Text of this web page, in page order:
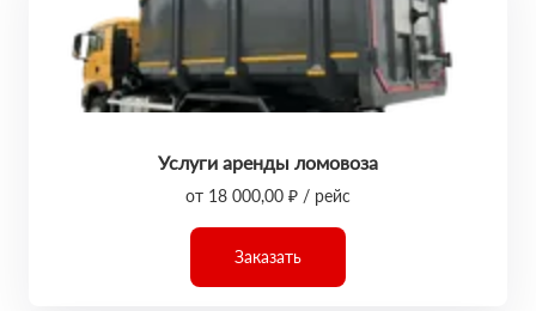
Услуги аренды ломовоза
от 18 000,00 ₽ / рейс
Заказать